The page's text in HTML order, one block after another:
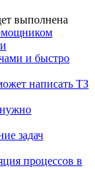
выполнена
и быстро
написать ТЗ
задач
процессов в